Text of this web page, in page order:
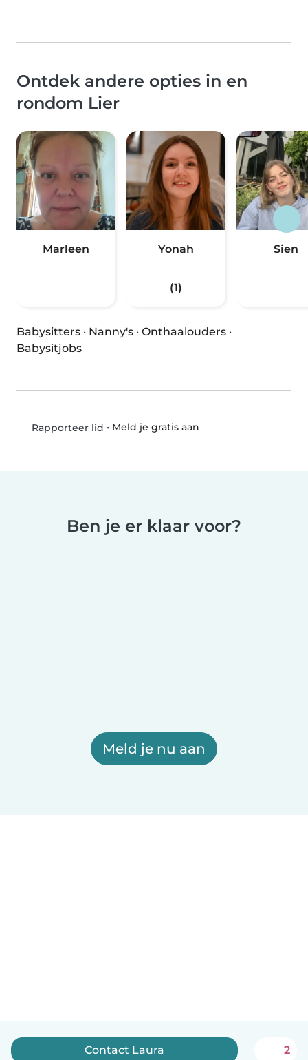
Ontdek andere opties in en
rondom Lier
Marleen Yonah
(1)
Sien
Babysitters · Nanny's · Onthaalouders ·
Babysitjobs
Rapporteer lid • Meld je gratis aan
Ben je er klaar voor?
Meld je nu aan
Contact Laura 2